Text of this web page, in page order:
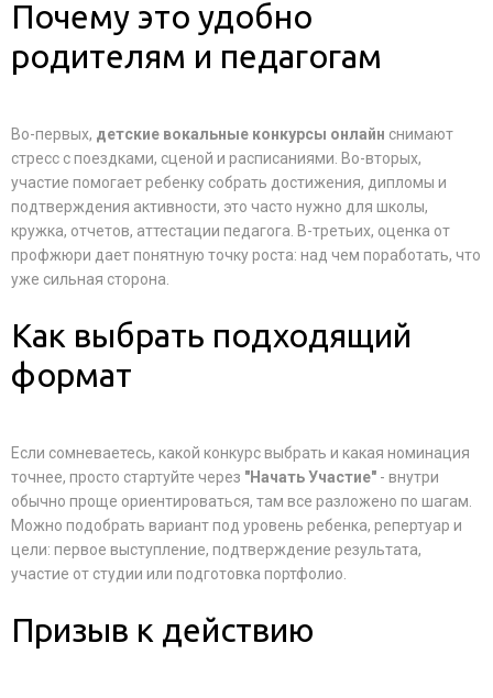
Почему это удобно
родителям и педагогам
Во-первых, детские вокальные конкурсы онлайн снимают
стресс с поездками, сценой и расписаниями. Во-вторых,
участие помогает ребенку собрать достижения, дипломы и
подтверждения активности, это часто нужно для школы,
кружка, отчетов, аттестации педагога. В-третьих, оценка от
профжюри дает понятную точку роста: над чем поработать, что
уже сильная сторона.
Как выбрать подходящий
формат
Если сомневаетесь, какой конкурс выбрать и какая номинация
точнее, просто стартуйте через "Начать Участие" - внутри
обычно проще ориентироваться, там все разложено по шагам.
Можно подобрать вариант под уровень ребенка, репертуар и
цели: первое выступление, подтверждение результата,
участие от студии или подготовка портфолио.
Призыв к действию